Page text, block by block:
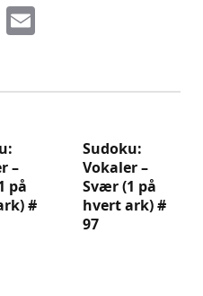
Copy
–
på
#
Sudoku:
Vokaler –
Svær (1 på
hvert ark) #
97